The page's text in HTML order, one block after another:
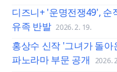
디즈니+ '운명전쟁49', 순
유족 반발 2026. 2. 19.
홍상수 신작 '그녀가 돌
파노라마 부문 공개 2026.